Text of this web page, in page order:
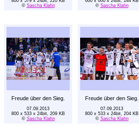
© Sascha Klahn
© Sascha Klahn
Freude über den Sieg. Freude über den Sieg.
07.09.2013
800 x 533 x 24bit, 209 KB
© Sascha Klahn
07.09.2013
800 x 533 x 24bit, 204 KB
© Sascha Klahn